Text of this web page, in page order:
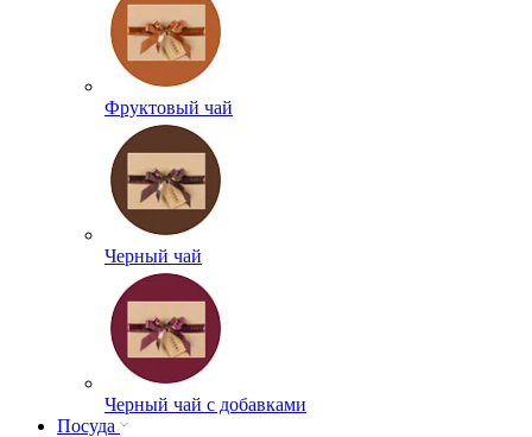
Фруктовый чай
Черный чай
Черный чай с добавками
Посуда